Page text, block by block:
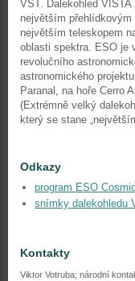
VST. Dalekohled
největším
největším teleskopem
oblasti spektra. ESO je
revolučního
astronomického
Paranal, na hoře Cerro
(Extrémně velký
který se stane
Odkazy
program ESO
snímky dalekohledu
Kontakty
Viktor Votruba; národní